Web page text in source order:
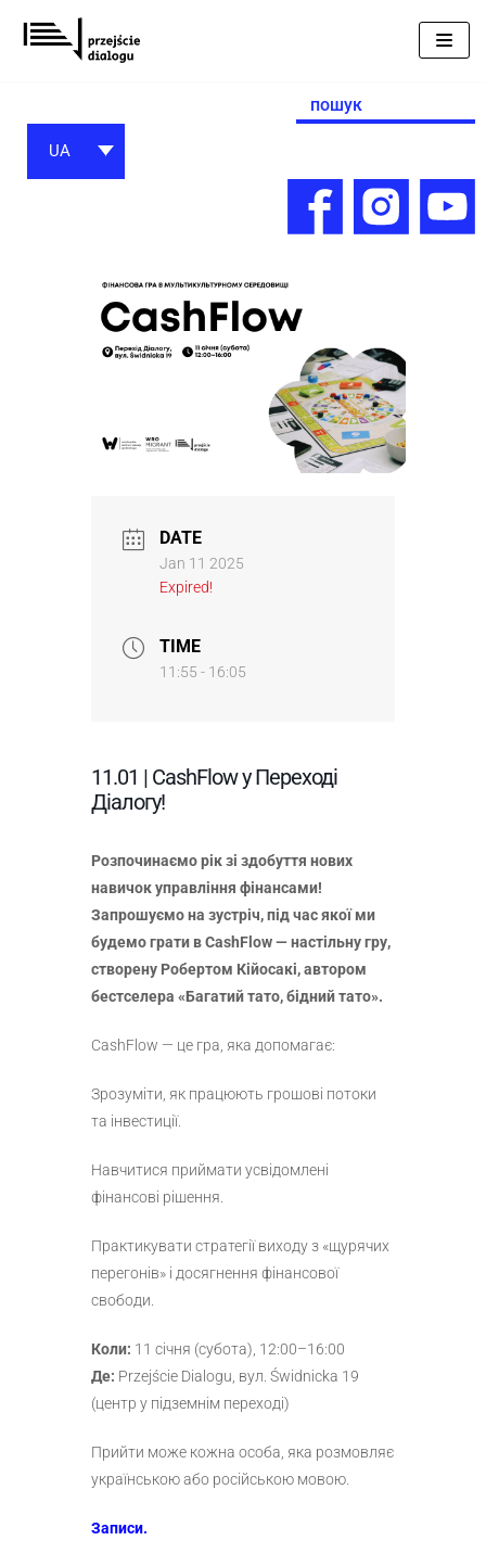
Перейти
до
Search
for:
UA
DATE
Jan 11 2025
Expired!
TIME
11:55 - 16:05
11.01 | CashFlow у Переході
Діалогу!
Розпочинаємо рік зі здобуття нових
навичок управління фінансами!
Запрошуємо на зустріч, під час якої ми
будемо грати в CashFlow — настільну гру,
створену Робертом Кійосакі, автором
бестселера «Багатий тато, бідний тато».
CashFlow — це гра, яка допомагає:
Зрозуміти, як працюють грошові потоки
та інвестиції.
Навчитися приймати усвідомлені
фінансові рішення.
Практикувати стратегії виходу з «щурячих
перегонів» і досягнення фінансової
свободи.
Коли: 11 січня (субота), 12:00–16:00
Де: Przejście Dialogu, вул. Świdnicka 19
(центр у підземнім переході)
Прийти може кожна особа, яка розмовляє
українською або російською мовою.
Записи.